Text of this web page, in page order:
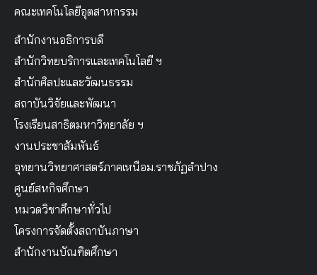
คณะเทคโนโลยีอุตสาหกรรม
สำนักงานอธิการบดี
สำนักวิทยบริการและเทคโนโลยี ฯ
สำนักศิลปะและวัฒนธรรม
สถาบันวิจัยและพัฒนา
โรงเรียนสาธิตมหาวิทยาลัย ฯ
งานประชาสัมพันธ์
อุทยานวิทยาศาสตร์ภาคเหนือม.ราชภัฏลำปาง
ศูนย์สหกิจศึกษา
หมวดวิชาศึกษาทั่วไป
โครงการจัดตั้งสถาบันภาษา
สำนักงานบัณฑิตศึกษา